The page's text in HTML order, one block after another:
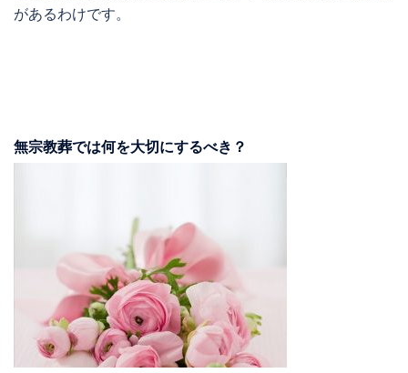
があるわけです。
無宗教葬では何を大切にするべき？